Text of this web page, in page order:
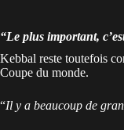
“Le plus important,
Kebbal reste toutefois
Coupe du monde.
“Il y a beaucoup de